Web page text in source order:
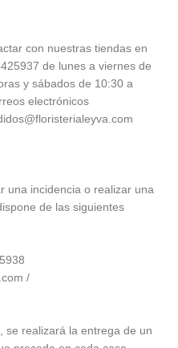
con nuestras tiendas en
de lunes a viernes de
y sábados de 10:30 a
electrónicos
una incidencia o realizar una
de las siguientes
/
se realizará la entrega de un